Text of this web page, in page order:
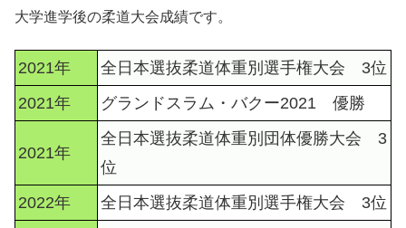
大学進学後の柔道大会成績です。
2021年
全日本選抜柔道体重別選手権大会 3位
2021年
グランドスラム・バクー2021 優勝
2021年
全日本選抜柔道体重別団体優勝大会 3
位
2022年
全日本選抜柔道体重別選手権大会 3位